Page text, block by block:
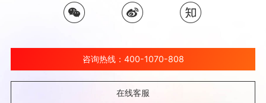
咨询热线：400-1070-808
在线客服